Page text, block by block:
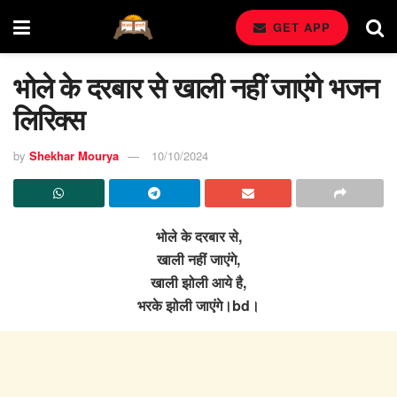
GET APP
भोले के दरबार से खाली नहीं जाएंगे भजन
लिरिक्स
by Shekhar Mourya 10/10/2024
भोले के दरबार से,
खाली नहीं जाएंगे,
खाली झोली आये है,
भरके झोली जाएंगे।bd।